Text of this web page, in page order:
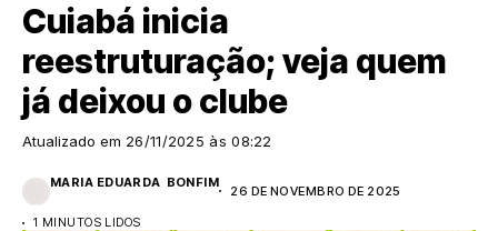
Cuiabá inicia
reestruturação; veja quem
já deixou o clube
Atualizado em 26/11/2025 às 08:22
MARIA EDUARDA BONFIM
26 DE NOVEMBRO DE 2025
1 MINUTOS LIDOS